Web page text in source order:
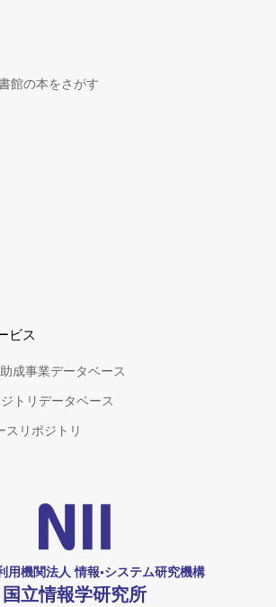
館の本をさがす
ビス
成事業データベース
トリデータベース
スリポジトリ
用機関法人 情報•システム研究機構
国立情報学研究所